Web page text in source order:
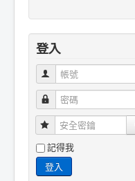
登入
帳號
密碼
安全密鑰
記得我
登入